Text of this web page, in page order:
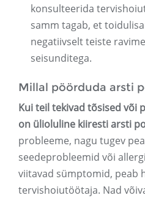
konsulteerida
samm tagab, et
negatiivselt teiste
seisunditega.
Millal pöörduda arsti
Kui teil tekivad tõsised või
on ülioluline kiiresti arsti
probleeme, nagu tugev
seedeprobleemid või
viitavad sümptomid, peab
tervishoiutöötaja. Nad